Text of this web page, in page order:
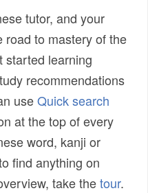
tutor, and your
road to mastery of the
started learning
recommendations
useQuick search
at the top of every
word, kanji or
find anything on
take thetour.